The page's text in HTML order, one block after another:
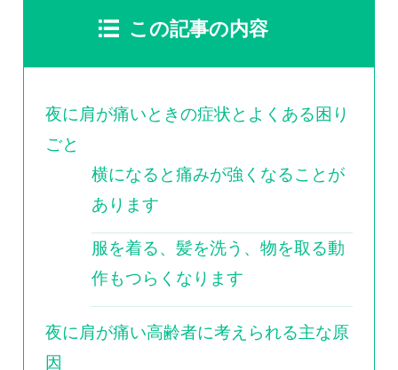
この記事の内容
夜に肩が痛いときの症状とよくある困り
ごと
横になると痛みが強くなることが
あります
服を着る、髪を洗う、物を取る動
作もつらくなります
夜に肩が痛い高齢者に考えられる主な原
因